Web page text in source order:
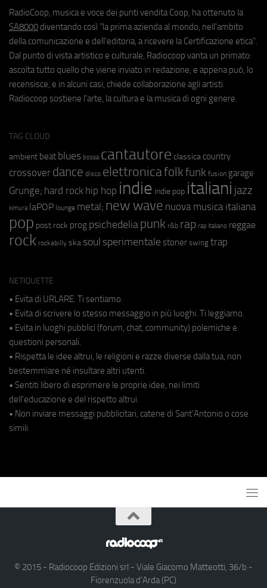
RadioCoop, musica e voce dei punti vendita Coop, ha ottenuto la
SA8000 diventando così "la prima azienda al mondo, nell'ambito
della comunicazione e dell'editoria, a ricevere la Certificazione etica".
Dal punto di vista artistico e culturale, Radiocoop vanta un primato:
ascolta tutto quello che viene inviato in redazione, e appena può, lo
recensisce, e in alcuni casi, chiede collaborazione agli artisti.
Radiocoop sostiene l'arte, la cultura e la musica di ogni genere.
TAG CLOUD
ambient beat blues bossa cantautore classica country
crossover dance disco elettronicafolkfunk fusion garage
Grunge; hard rock hip hop indie indie pop italiani jazz
kimura laPOP lounge metal; new wave nuova musica italiana
pop post rock prog psichedeliapunk r&b rap rap italiano reggae
rock rockabilly ska soul sperimentale stoner swing trap
NETIQUETTE
• Evita di URLARE. Ti sentiamo.
• Evita di scrivere lo stesso messaggio in più luoghi. Ti leggiamo.
• Evita in luoghi pubblici (forum, chat, community) polemiche e
questioni personali.
• Rispetta le idee altrui, le religioni e razze diverse dalla tua, non
bestemmiare né insultare altri utenti.
• Sentiti libero di esprimere le proprie idee, nei limiti
dell'educazione e del rispetto altrui.
• Non inviare messaggi pubblicitari, catene di Sant'Antonio o cose
simili.
© 2015 - Radiocoop Edizioni srl - Viale Giacomo Matteotti, 36/b -
Fiorenzuola d'Arda (PC)